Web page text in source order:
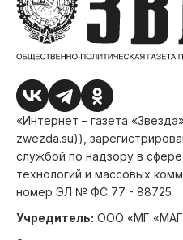
«Интернет – газета
zwezda.su)),
службой по надзору в
технологий и массовых
номер ЭЛ № ФС 77 - 88725
Учредитель: ООО «МГ